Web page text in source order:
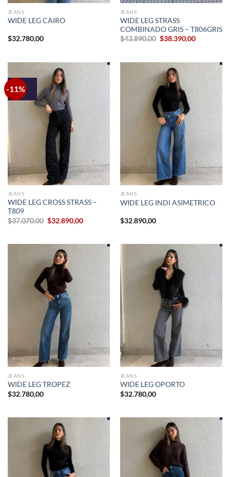
JEANS
WIDE LEG CAIRO
$32.780,00
JEANS
WIDE LEG STRASS
COMBINADO GRIS – T806GRIS
$43.890,00 El
$43.890,00.
$38.390,00El
-11%
JEANS
WIDE LEG CROSS STRASS –
T809
$37.070,00 El
precio
$37.070,00.
$32.890,00El
$32.890,00.
JEANS
WIDE LEG INDI ASIMETRICO
$32.890,00
JEANS
WIDE LEG TROPEZ
$32.780,00
JEANS
WIDE LEG OPORTO
$32.780,00